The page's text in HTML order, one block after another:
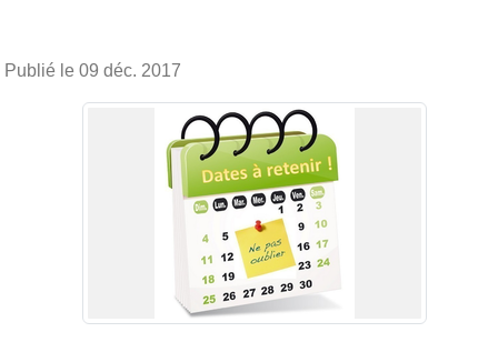
Publié le 09 déc. 2017